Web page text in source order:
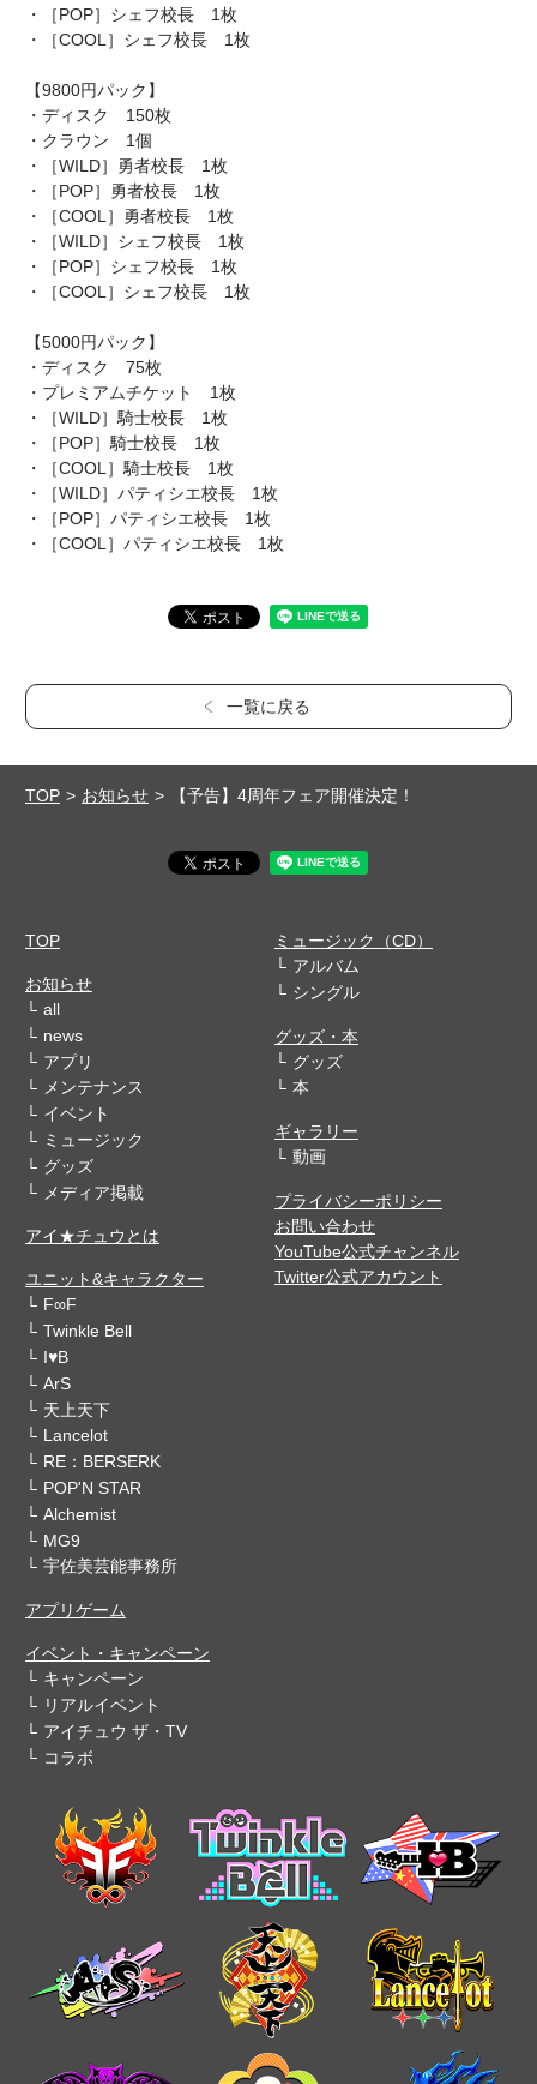
・［POP］シェフ校長 1枚
・［COOL］シェフ校長 1枚
【9800円パック】
・ディスク 150枚
・クラウン 1個
・［WILD］勇者校長 1枚
・［POP］勇者校長 1枚
・［COOL］勇者校長 1枚
・［WILD］シェフ校長 1枚
・［POP］シェフ校長 1枚
・［COOL］シェフ校長 1枚
【5000円パック】
・ディスク 75枚
・プレミアムチケット 1枚
・［WILD］騎士校長 1枚
・［POP］騎士校長 1枚
・［COOL］騎士校長 1枚
・［WILD］パティシエ校長 1枚
・［POP］パティシエ校長 1枚
・［COOL］パティシエ校長 1枚
一覧に戻る
TOP お知らせ 【予告】4周年フェア開催決定！
TOP
お知らせ
all
news
アプリ
メンテナンス
イベント
ミュージック
グッズ
メディア掲載
アイ★チュウとは
ユニット&キャラクター
F∞F
Twinkle Bell
I♥B
ArS
天上天下
Lancelot
RE：BERSERK
POP'N STAR
Alchemist
MG9
宇佐美芸能事務所
アプリゲーム
イベント・キャンペーン
キャンペーン
リアルイベント
アイチュウ ザ・TV
コラボ
ミュージック（CD）
アルバム
シングル
グッズ・本
グッズ
本
ギャラリー
動画
プライバシーポリシー
お問い合わせ
YouTube公式チャンネル
Twitter公式アカウント